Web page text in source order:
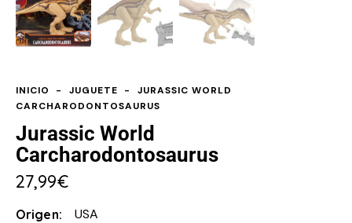
INICIO JUGUETE
JURASSIC WORLD
CARCHARODONTOSAURUS
Jurassic World
Carcharodontosaurus
27,99€
Origen USA